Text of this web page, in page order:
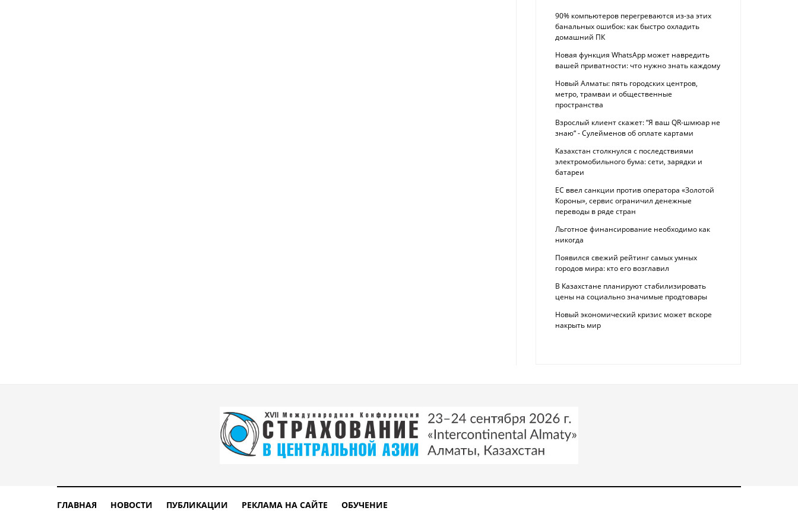
90% компьютеров перегреваются из-за этих
банальных ошибок: как быстро охладить
домашний ПК
Новая функция WhatsApp может навредить
вашей приватности: что нужно знать каждому
Новый Алматы: пять городских центров,
метро, трамваи и общественные
пространства
Взрослый клиент скажет: “Я ваш QR-шмюар не
знаю“ - Сулейменов об оплате картами
Казахстан столкнулся с последствиями
электромобильного бума: сети, зарядки и
батареи
ЕС ввел санкции против оператора «Золотой
Короны», сервис ограничил денежные
переводы в ряде стран
Льготное финансирование необходимо как
никогда
Появился свежий рейтинг самых умных
городов мира: кто его возглавил
В Казахстане планируют стабилизировать
цены на социально значимые продтовары
Новый экономический кризис может вскоре
накрыть мир
ГЛАВНАЯ НОВОСТИ ПУБЛИКАЦИИ РЕКЛАМА НА САЙТЕ ОБУЧЕНИЕ